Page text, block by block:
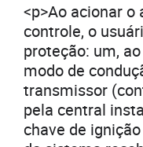
<p>Ao acionar
controle, o
proteção: um,
modo de
transmissor
pela central
chave de